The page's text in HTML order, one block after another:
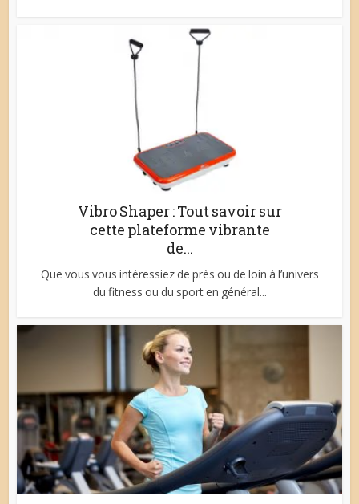
Vibro Shaper : Tout savoir sur
cette plateforme vibrante
de...
Que vous vous intéressiez de près ou de loin à l’univers
du fitness ou du sport en général...